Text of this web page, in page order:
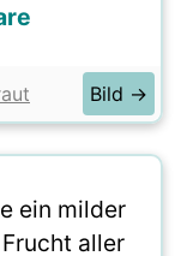
Bild →
ein milder
aller